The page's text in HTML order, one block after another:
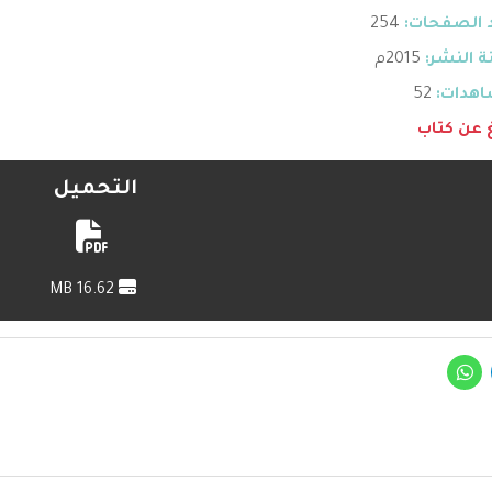
الصفحات: 254
النشر: 2015م
عن كتاب
التحميل